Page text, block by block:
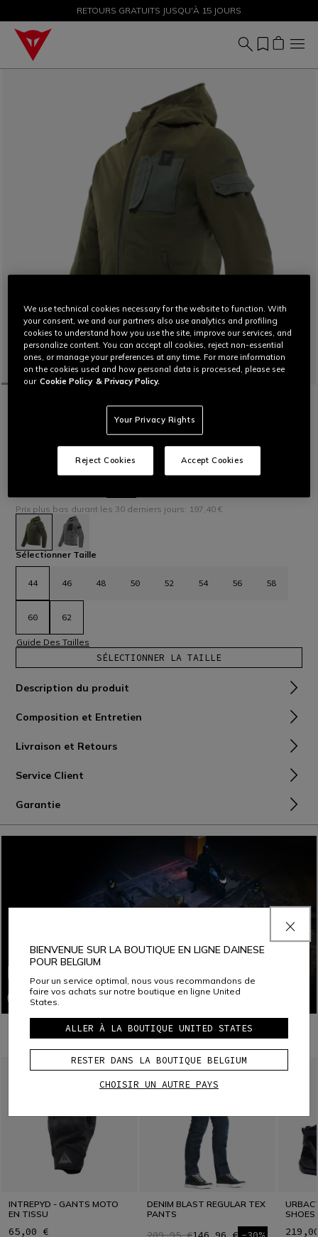
PROMOTIONS JUSQU'À-50 % – ACHETEZ MAINTENANT
RETOURS GRATUITS JUSQU'À 15 JOURS
MOTO BLOUSONS
CORSO ABSØLUTESHELL PRO JACKET
Blouson court avec membrane imperméable Absøluteshell™
Pro inspirée de l’univers outdoor, léger, fonctionnel et
protecteur. Idéal pour les déplacements citadins dans toutes
les conditions.Lire plus
Prix plus bas durant les 30 derniers jours: 197,40 €
sélectionné
Sélectionner Taille
44 46 48 50 52 54 56 58
60 62
Guide Des Tailles
SÉLECTIONNER LA TAILLE
Description du produit
Composition et Entretien
Livraison et Retours
Service Client
Garantie
À PORTER AVEC
INTREPYD - GANTS MOTO
EN TISSU
65,00 €
DENIM BLAST REGULAR TEX
PANTS
SHOES
BIENVENUE SUR LA BOUTIQUE EN LIGNE DAINESE
POUR BELGIUM
Pour un service optimal, nous vous recommandons de
faire vos achats sur notre boutique en ligne United
States.
ALLER À LA BOUTIQUE UNITED STATES
RESTER DANS LA BOUTIQUE BELGIUM
CHOISIR UN AUTRE PAYS
We use technical cookies necessary for the website to function. With
your consent, we and our partners also use analytics and profiling
cookies to understand how you use the site, improve our services, and
personalize content. You can accept all cookies, reject non-essential
ones, or manage your preferences at any time. For more information
on the cookies used and how personal data is processed, please see
our Cookie Policy & Privacy Policy.
Your Privacy Rights
Reject Cookies Accept Cookies